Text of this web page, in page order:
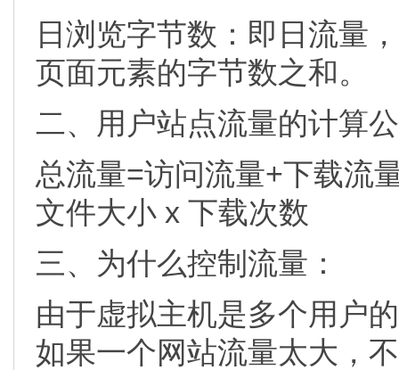
日浏览字节数：即日流量
页面元素的字节数之和。
二、用户站点流量的计算
总流量=访问流量+下载流
文件大小 x 下载次数
三、为什么控制流量：
由于虚拟主机是多个用户
如果一个网站流量太大，